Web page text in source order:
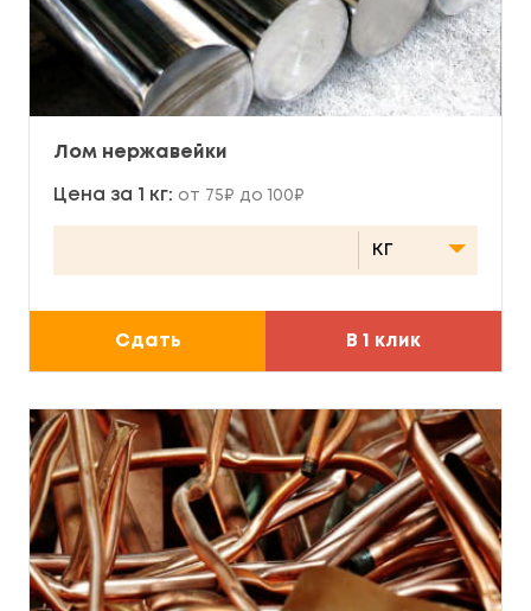
Лом нержавейки
Цена за 1 кг: от 75₽ до 100₽
Сдать В 1 клик